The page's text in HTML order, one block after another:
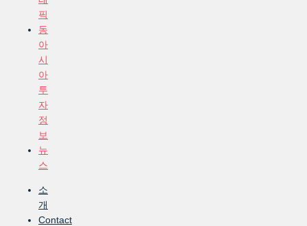
픽
동
아
시
아
투
자
정
보
뉴
스
소
개
Contact